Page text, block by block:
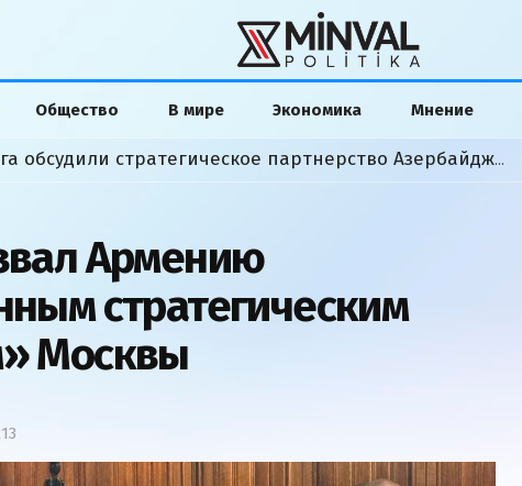
Общество В мире Экономика Мнение
Байрамов и Сибига обсудили стратегическое партнерство Азербайджана и Украины
Армению
стратегическим
Москвы